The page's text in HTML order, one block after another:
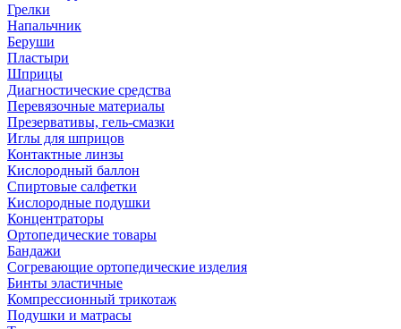
Грелки
Напальчник
Беруши
Пластыри
Шприцы
Диагностические средства
Перевязочные материалы
Презервативы, гель-смазки
Иглы для шприцов
Контактные линзы
Кислородный баллон
Спиртовые салфетки
Кислородные подушки
Концентраторы
Ортопедические товары
Бандажи
Согревающие ортопедические изделия
Бинты эластичные
Компрессионный трикотаж
Подушки и матрасы